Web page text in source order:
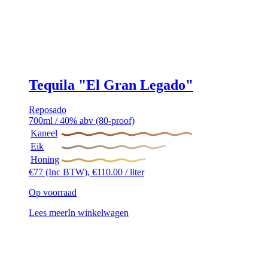
Tequila "El Gran Legado"
Reposado
700ml / 40% abv (80-proof)
Kaneel
Eik
Honing
€77 (Inc BTW), €110.00 / liter
Op voorraad
Lees meerIn winkelwagen